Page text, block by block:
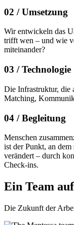
02 /Umsetzung
Wir entwickeln das
trifft wen – und wie
miteinander?
03 /Technologie
Die Infrastruktur, die
Matching,
04 /Begleitung
Menschen
ist der Punkt, an
verändert – durch
Check-ins.
Ein Team
Die Zukunft der